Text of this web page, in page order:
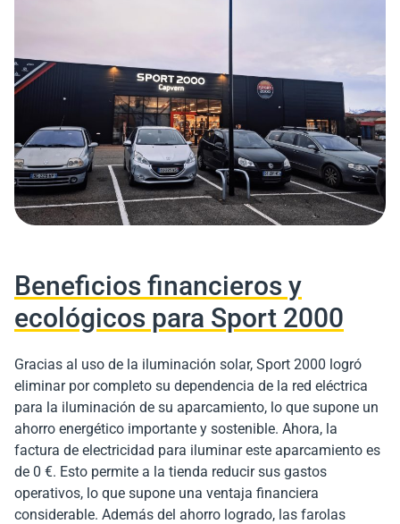
Beneficios financieros y
ecológicos para Sport 2000
Gracias al uso de la iluminación solar, Sport 2000 logró
eliminar por completo su dependencia de la red eléctrica
para la iluminación de su aparcamiento, lo que supone un
ahorro energético importante y sostenible. Ahora, la
factura de electricidad para iluminar este aparcamiento es
de 0 €. Esto permite a la tienda reducir sus gastos
operativos, lo que supone una ventaja financiera
considerable. Además del ahorro logrado, las farolas